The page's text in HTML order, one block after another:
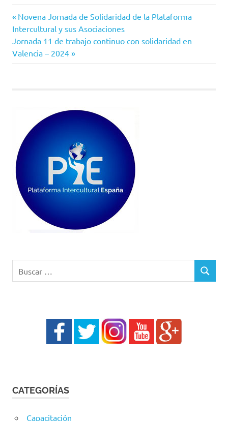
Navegación
de
entradas
Entrada
anterior:
Novena Jornada de Solidaridad de la Plataforma
Intercultural y sus Asociaciones
Siguiente
entrada:
Jornada 11 de trabajo continuo con solidaridad en
Valencia – 2024
BUSCAR
CATEGORÍAS
Capacitación